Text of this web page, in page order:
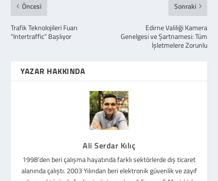
Öncesi
Trafik Teknolojileri Fuarı
“Intertraffic” Başlıyor
Sonraki
Edirne Valiliği Kamera
Genelgesi ve Şartnamesi: Tüm
İşletmelere Zorunlu
YAZAR HAKKINDA
Ali Serdar Kılıç
1998’den beri çalışma hayatında farklı sektörlerde dış ticaret
alanında çalıştı. 2003 Yılından beri elektronik güvenlik ve zayıf